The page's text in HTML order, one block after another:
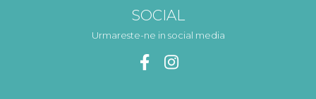
SOCIAL
Urmareste-ne in social media